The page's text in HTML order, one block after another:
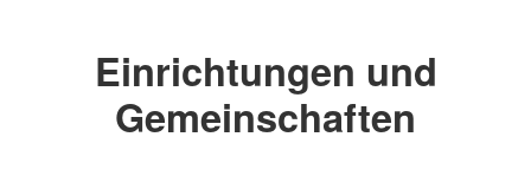
Einrichtungen und
Gemeinschaften